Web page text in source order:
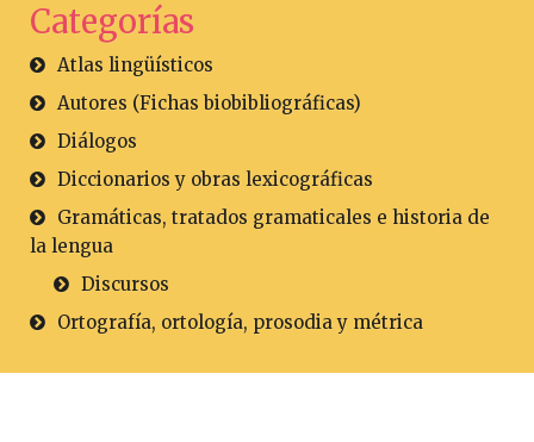
Categorías
Atlas lingüísticos
Autores (Fichas biobibliográficas)
Diálogos
Diccionarios y obras lexicográficas
Gramáticas, tratados gramaticales e historia de
la lengua
Discursos
Ortografía, ortología, prosodia y métrica